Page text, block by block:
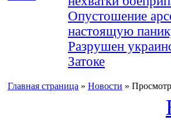
Опустошение
настоящую
Разрушен
Затоке
Главная страница » Новости » Просмотр